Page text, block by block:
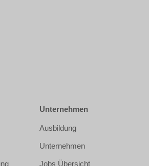
Unternehmen
Ausbildung
Unternehmen
Jobs Übersicht